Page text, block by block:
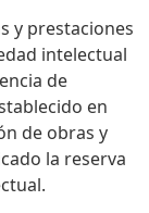
y prestaciones
intelectual
de
en
de obras y
la reserva